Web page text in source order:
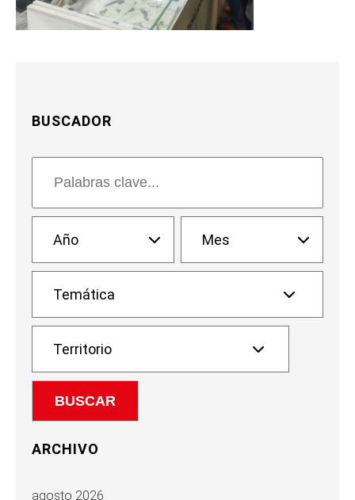
BUSCADOR
ARCHIVO
agosto 2026